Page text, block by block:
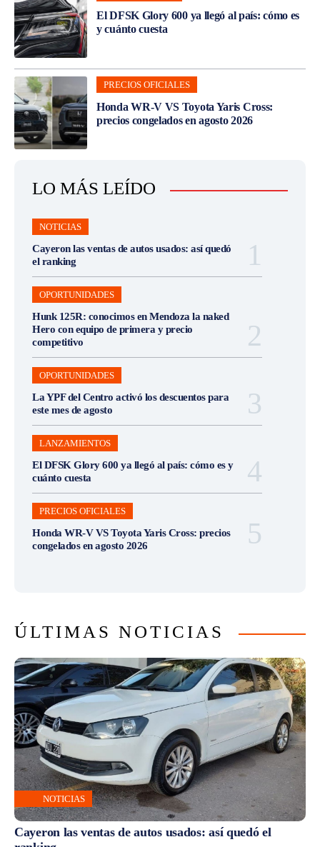
El DFSK Glory 600 ya llegó al país: cómo es
y cuánto cuesta
PRECIOS OFICIALES
Honda WR-V VS Toyota Yaris Cross:
precios congelados en agosto 2026
LO MÁS LEÍDO
NOTICIAS
Cayeron las ventas de autos usados: así quedó
el ranking
OPORTUNIDADES
Hunk 125R: conocimos en Mendoza la naked
Hero con equipo de primera y precio
competitivo
OPORTUNIDADES
La YPF del Centro activó los descuentos para
este mes de agosto
LANZAMIENTOS
El DFSK Glory 600 ya llegó al país: cómo es y
cuánto cuesta
PRECIOS OFICIALES
Honda WR-V VS Toyota Yaris Cross: precios
congelados en agosto 2026
ÚLTIMAS NOTICIAS
NOTICIAS
Cayeron las ventas de autos usados: así quedó el